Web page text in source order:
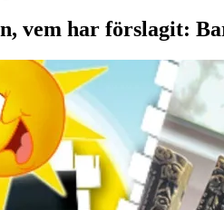
vem har förslagit: